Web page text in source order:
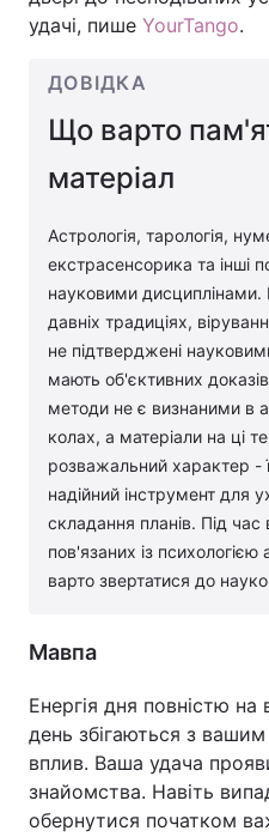
удачі, пише YourTango.
ДОВІДКА
Що варто
матеріал
Астрологія, тарологія,
екстрасенсорика та інші
науковими дисциплінами.
давніх традиціях,
не підтверджені
мають об'єктивних
методи не є визнаними в
колах, а матеріали на ці
розважальний характер -
надійний інструмент для
складання планів. Під час
пов'язаних із
варто звертатися до
Мавпа
Енергія дня повністю на
день збігаються з
вплив. Ваша удача
знайомства. Навіть
обернутися початком